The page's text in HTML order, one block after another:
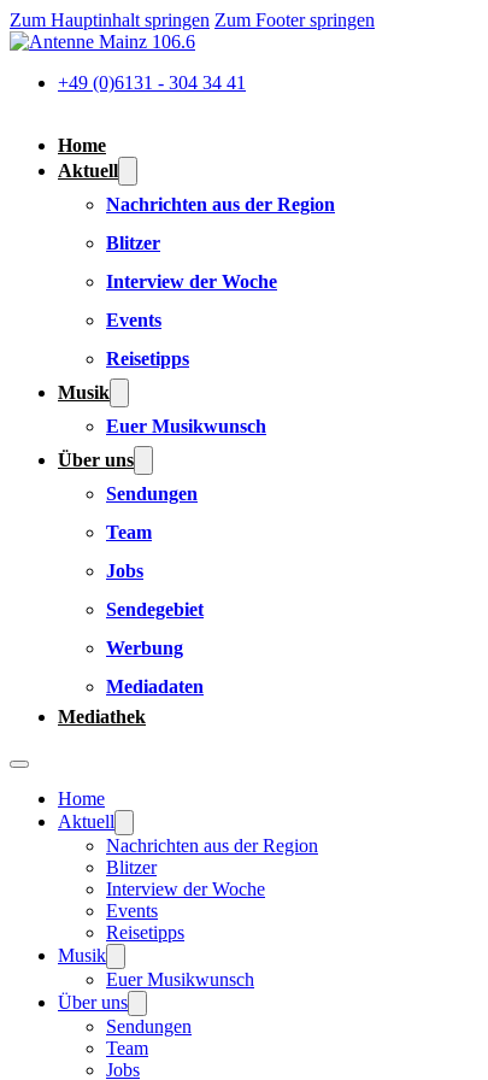
Zum Hauptinhalt springen Zum Footer springen
+49 (0)6131 - 304 34 41
Home
Aktuell
Nachrichten aus der Region
Blitzer
Interview der Woche
Events
Reisetipps
Musik
Euer Musikwunsch
Über uns
Sendungen
Team
Jobs
Sendegebiet
Werbung
Mediadaten
Mediathek
Home
Aktuell
Nachrichten aus der Region
Blitzer
Interview der Woche
Events
Reisetipps
Musik
Euer Musikwunsch
Über uns
Sendungen
Team
Jobs